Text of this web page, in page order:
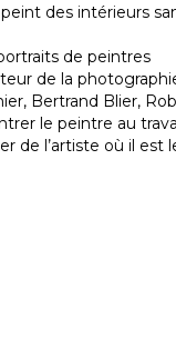
des intérieurs
de peintres
de la
Bertrand Blier,
le peintre au
de l’artiste où il est